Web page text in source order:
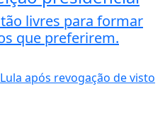
livres para formar
que preferirem.